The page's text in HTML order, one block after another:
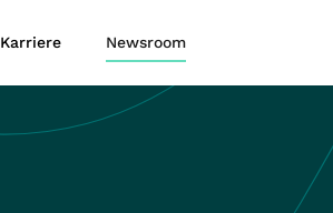
Karriere Newsroom